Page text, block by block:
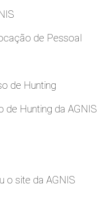
de Pessoal
de Hunting
Hunting da AGNIS
o site da AGNIS